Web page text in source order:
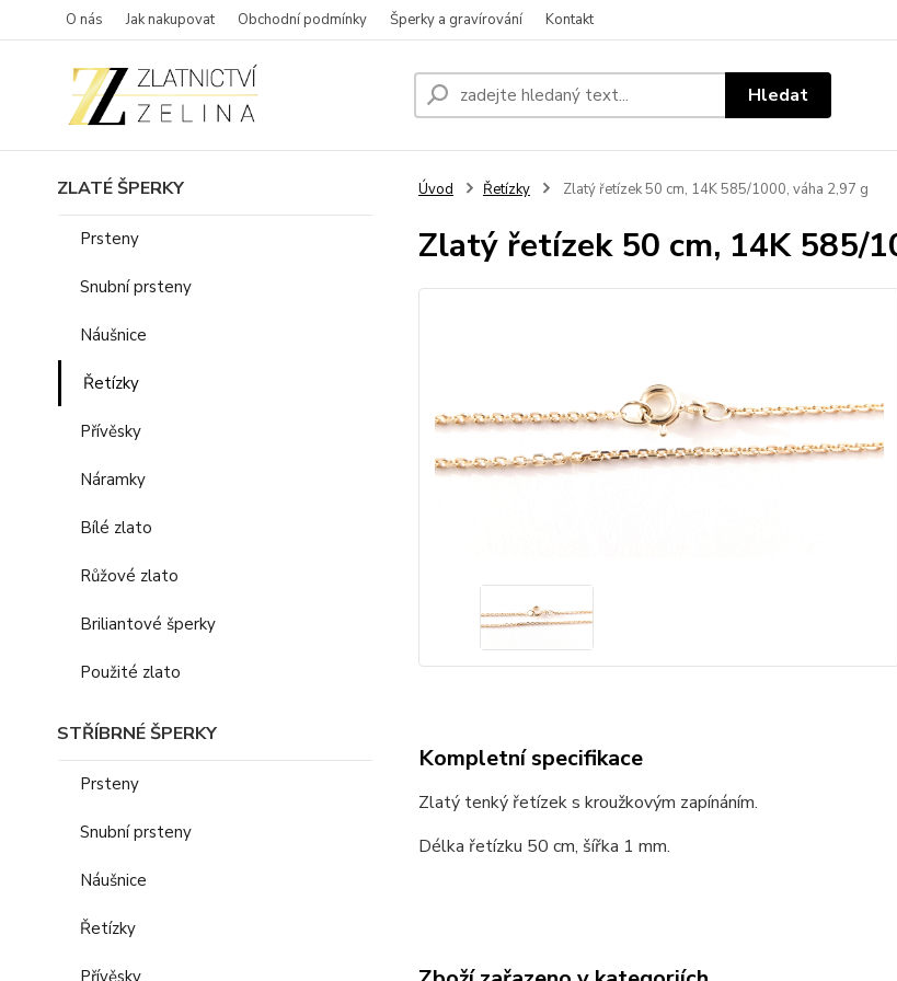
O nás Jak nakupovat Obchodní podmínky Šperky a gravírování Kontakt
Hledat
ZLATÉ ŠPERKY
Prsteny
Snubní prsteny
Náušnice
Řetízky
Přívěsky
Náramky
Bílé zlato
Růžové zlato
Briliantové šperky
Použité zlato
STŘÍBRNÉ ŠPERKY
Prsteny
Snubní prsteny
Náušnice
Řetízky
Přívěsky
Úvod Řetízky Zlatý řetízek 50 cm, 14K 585/1000, váha 2,97 g
Zlatý řetízek 50 cm, 14K 585/
Kompletní specifikace
Zlatý tenký řetízek s kroužkovým zapínáním.
Délka řetízku 50 cm, šířka 1 mm.